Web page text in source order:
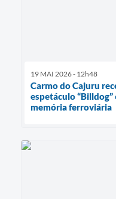
19 MAI 2026 - 12h48
Carmo do Cajuru
espetáculo
memória ferroviária